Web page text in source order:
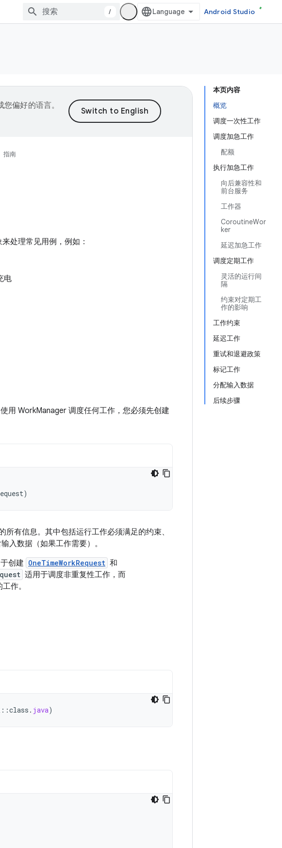
/ Android Studio
本页内容
概览
调度一次性工作
调度加急工作
配额
执行加急工作
向后兼容性和
前台服务
工作器
CoroutineWor
ker
延迟加急工作
调度定期工作
灵活的运行间
隔
约束对定期工
作的影响
工作约束
延迟工作
重试和退避政策
标记工作
分配输入数据
后续步骤
偏好的语言。
指南
来处理常见用例，例如：
电
用 WorkManager 调度任何工作，您必须先创建
)
有信息。其中包括运行工作必须满足的约束、
入数据（如果工作需要）。
创建 OneTimeWorkRequest 和
适用于调度非重复性工作，而
作。
::class . java)